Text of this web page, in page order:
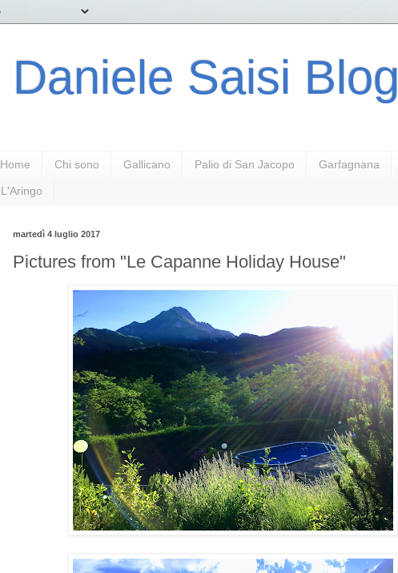
Daniele Saisi Blog
Home Chi sono Gallicano Palio di San Jacopo Garfagnana
L'Aringo
martedì 4 luglio 2017
Pictures from "Le Capanne Holiday House"